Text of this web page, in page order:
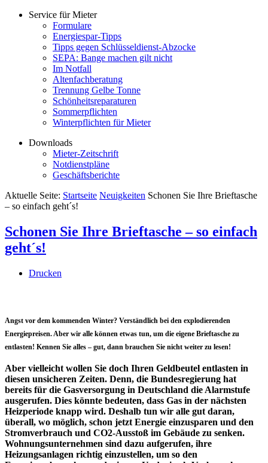
Service für Mieter
Formulare
Energiespar-Tipps
Tipps gegen Schlüsseldienst-Abzocke
SEPA: Bange machen gilt nicht
Im Notfall
Altenfachberatung
Trennung Gelbe Tonne
Schönheitsreparaturen
Sommerpflichten
Winterpflichten für Mieter
Downloads
Mieter-Zeitschrift
Notdienstpläne
Geschäftsberichte
Aktuelle Seite: Startseite Neuigkeiten Schonen Sie Ihre Brieftasche
– so einfach geht´s!
Schonen Sie Ihre Brieftasche – so einfach
geht´s!
Drucken
Angst vor dem kommenden Winter? Verständlich bei den explodierenden
Energiepreisen. Aber wir alle können etwas tun, um die eigene Brieftasche zu
entlasten! Kennen Sie alles – gut, dann brauchen Sie nicht weiter zu lesen!
Aber vielleicht wollen Sie doch Ihren Geldbeutel entlasten in
diesen unsicheren Zeiten. Denn, die Bundesregierung hat
bereits für die Gasversorgung in Deutschland die Alarmstufe
ausgerufen. Dies könnte bedeuten, dass Gas in der nächsten
Heizperiode knapp wird. Deshalb tun wir alle gut daran,
überall, wo möglich, schon jetzt Energie einzusparen und den
Stromverbrauch und CO2-Ausstoß im Gebäude zu senken.
Wohnungsunternehmen sind dazu aufgerufen, ihre
Heizungsanlagen richtig einzustellen, um so den